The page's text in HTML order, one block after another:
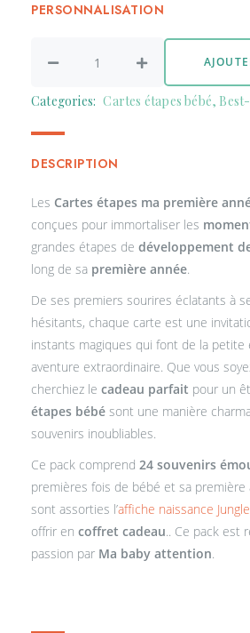
PERSONNALISATION
Categories: Cartes étapes bébé,
DESCRIPTION
Les Cartes étapes ma première
conçues pour immortaliser les
grandes étapes de développement
long de sa première année.
De ses premiers sourires éclatants à
hésitants, chaque carte est une
instants magiques qui font de la petite
aventure extraordinaire. Que vous
cherchiez le cadeau parfait pour un
étapes bébé sont une manière
souvenirs inoubliables.
Ce pack comprend 24 souvenirs
premières fois de bébé et sa première
sont assorties l’affiche naissance
offrir en coffret cadeau.. Ce pack est
passion par Ma baby attention.